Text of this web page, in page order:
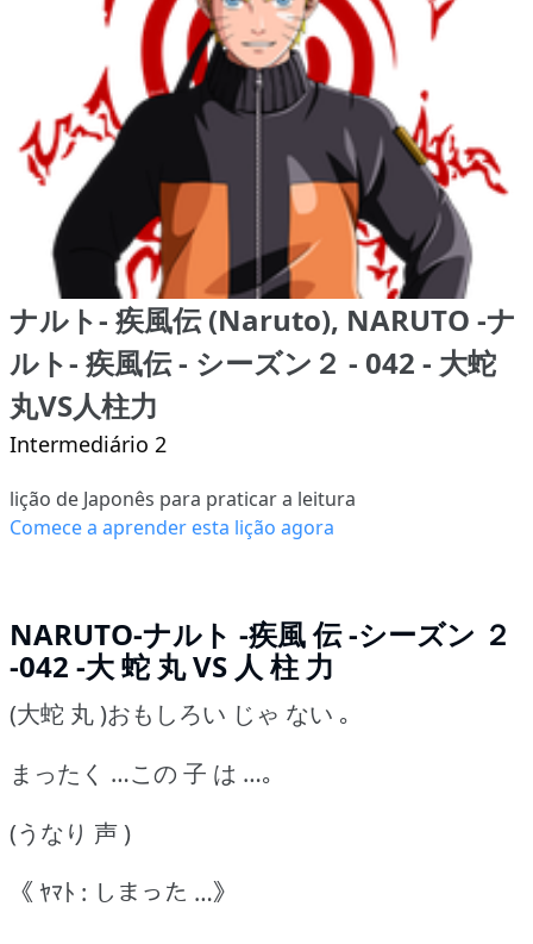
ナルト- 疾風伝 (Naruto), NARUTO -ナ
ルト- 疾風伝 - シーズン２ - 042 - 大蛇
丸VS人柱力
Intermediário 2
lição de Japonês para praticar a leitura
Comece a aprender esta lição agora
NARUTO-ナルト -疾風 伝 -シーズン ２
-042 -大 蛇 丸 VS 人 柱 力
(大蛇 丸 )おもしろい じゃ ない ｡
まったく …この 子 は …｡
(うなり 声 )
《 ﾔﾏﾄ : しまった …》